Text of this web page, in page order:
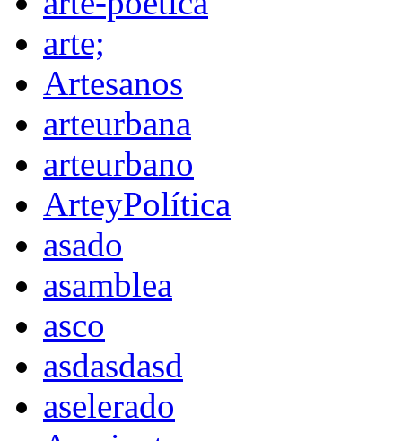
arte;
Artesanos
arteurbana
arteurbano
ArteyPolítica
asado
asamblea
asco
asdasdasd
aselerado